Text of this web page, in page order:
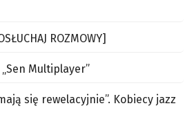
ROZMOWY]
„Sen Multiplayer”
się rewelacyjnie”. Kobiecy jazz